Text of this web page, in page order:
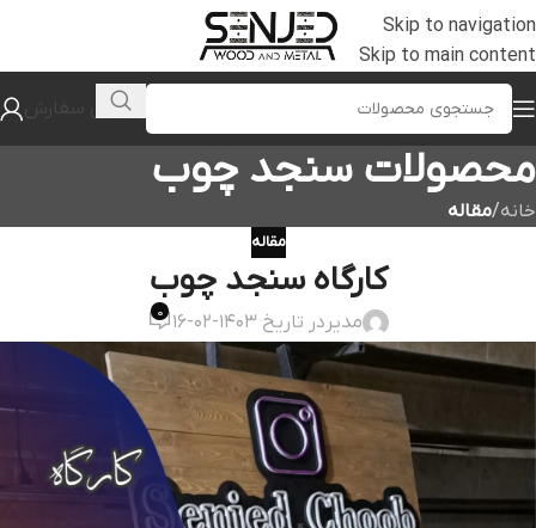
Skip to navigation
Skip to main content
پیگیری سفارش
محصولات سنجد چوب
خانه/مقاله
مقاله
کارگاه سنجد چوب
مدیر در تاریخ 1403-02-16 0